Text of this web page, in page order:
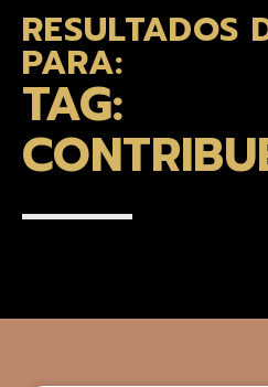
RESULTADOS
PARA:
TAG: